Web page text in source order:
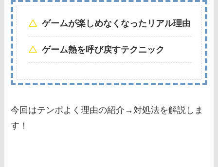
ゲームが楽しめなくなったリアル理由
ゲーム熱を呼び戻すテクニック
今回はテンポよく理由の紹介→対処法を解説しま
す！